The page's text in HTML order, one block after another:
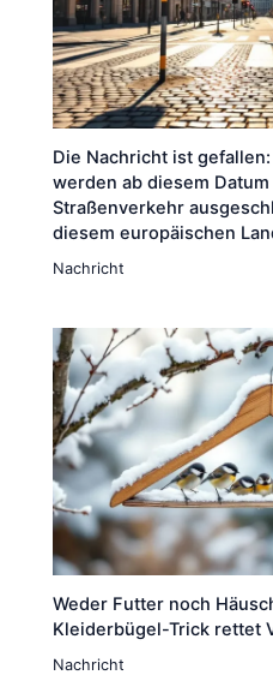
Die Nachricht ist
werden ab diesem
Straßenverkehr
diesem europäischen
Nachricht
Weder Futter noch
Kleiderbügel-Trick rettet
Nachricht